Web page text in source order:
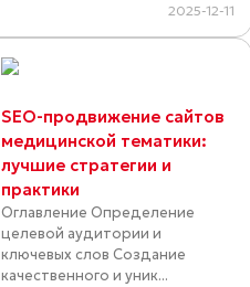
2025-12-11
SEO-продвижение сайтов
медицинской тематики:
лучшие стратегии и
практики
Оглавление Определение
целевой аудитории и
ключевых слов Создание
качественного и уник...